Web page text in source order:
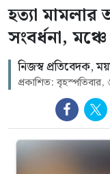
হত্যা
সংবর্ধনা,
নিজস্ব প্রতিবেদক,
প্রকাশিত: